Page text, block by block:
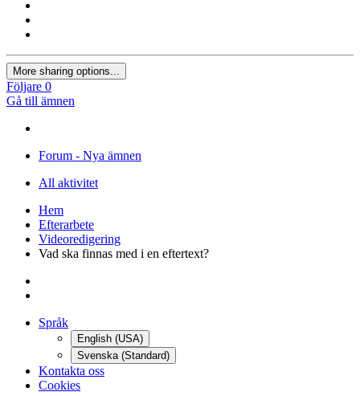
More sharing options...
Följare 0
Gå till ämnen
Forum - Nya ämnen
All aktivitet
Hem
Efterarbete
Videoredigering
Vad ska finnas med i en eftertext?
Språk
English (USA)
Svenska (Standard)
Kontakta oss
Cookies